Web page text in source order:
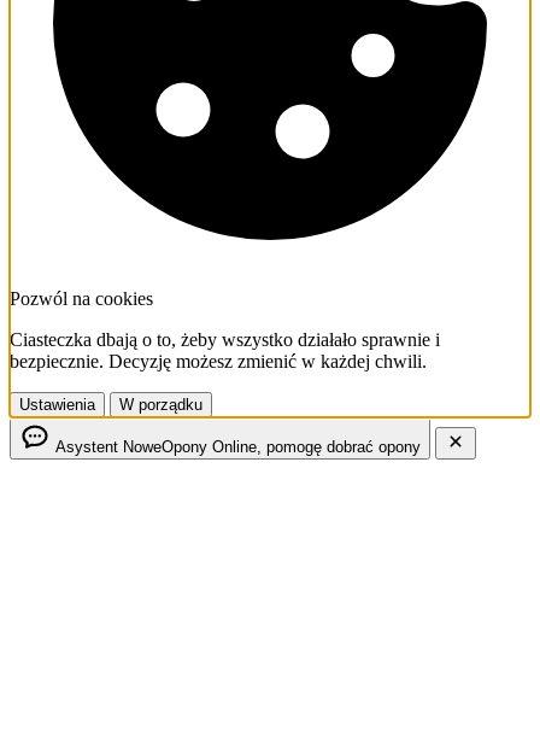
Pozwól na cookies
Ciasteczka dbają o to, żeby wszystko działało sprawnie i
bezpiecznie. Decyzję możesz zmienić w każdej chwili.
Ustawienia W porządku
Asystent NoweOpony Online, pomogę dobrać opony